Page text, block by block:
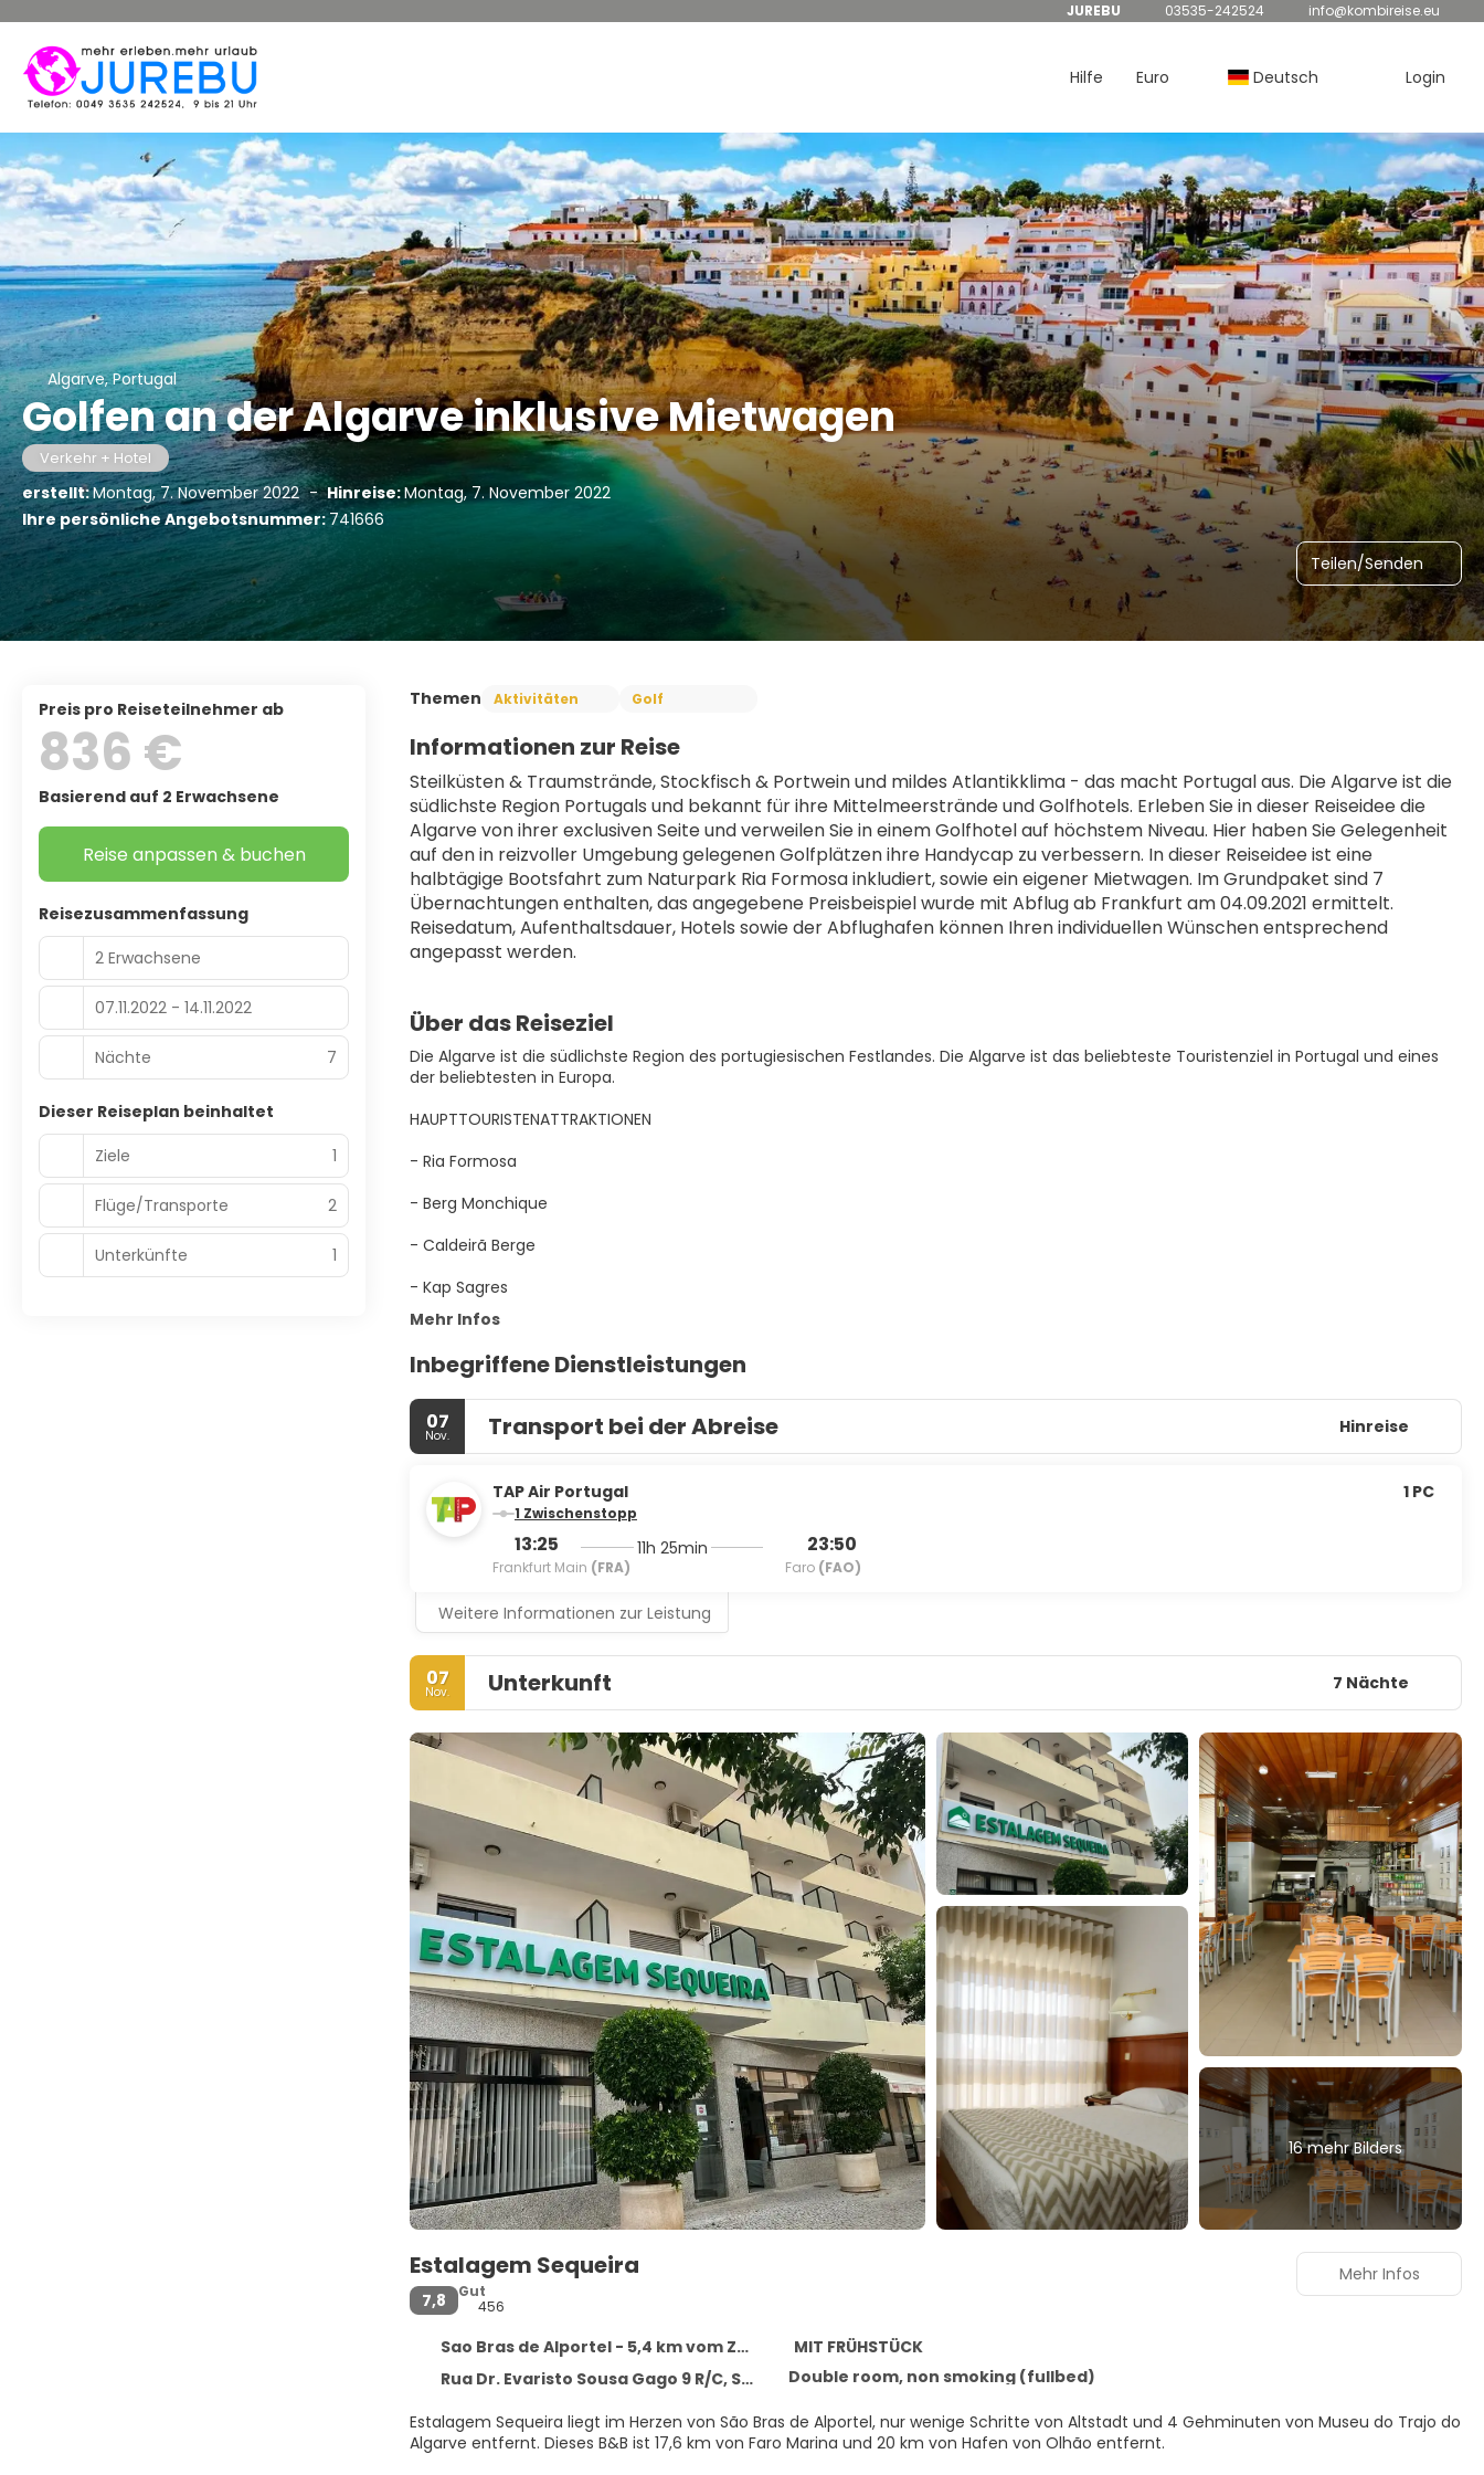
JUREBU 03535-242524 info@kombireise.eu
Hilfe Euro Deutsch Login
Algarve, Portugal
Golfen an der Algarve inklusive Mietwagen
Verkehr + Hotel
erstellt:Montag, 7. November 2022 - Hinreise:Montag, 7. November 2022
Ihre persönliche Angebotsnummer:741666
Teilen/Senden
Themen Aktivitäten Golf
Informationen zur Reise
Steilküsten & Traumstrände, Stockfisch & Portwein und mildes Atlantikklima - das macht Portugal aus. Die Algarve ist die
südlichste Region Portugals und bekannt für ihre Mittelmeerstrände und Golfhotels. Erleben Sie in dieser Reiseidee die
Algarve von ihrer exclusiven Seite und verweilen Sie in einem Golfhotel auf höchstem Niveau. Hier haben Sie Gelegenheit
auf den in reizvoller Umgebung gelegenen Golfplätzen ihre Handycap zu verbessern. In dieser Reiseidee ist eine
halbtägige Bootsfahrt zum Naturpark Ria Formosa inkludiert, sowie ein eigener Mietwagen. Im Grundpaket sind 7
Übernachtungen enthalten, das angegebene Preisbeispiel wurde mit Abflug ab Frankfurt am 04.09.2021 ermittelt.
Reisedatum, Aufenthaltsdauer, Hotels sowie der Abflughafen können Ihren individuellen Wünschen entsprechend
angepasst werden.
Über das Reiseziel
Die Algarve ist die südlichste Region des portugiesischen Festlandes. Die Algarve ist das beliebteste Touristenziel in Portugal und eines
der beliebtesten in Europa.
HAUPTTOURISTENATTRAKTIONEN
- Ria Formosa
- Berg Monchique
- Caldeirã Berge
- Kap Sagres
Mehr Infos
Inbegriffene Dienstleistungen
07
Nov. Transport bei der Abreise Hinreise
TAP Air Portugal
1 Zwischenstopp
13:25
Frankfurt Main (FRA)
11h 25min 23:50
Faro (FAO)
1 PC
Weitere Informationen zur Leistung
07
Nov. Unterkunft 7 Nächte
16 mehr Bilders
Estalagem Sequeira
7,8
Gut
456
Sao Bras de Alportel - 5,4 km vom Zentrum entfernt
MIT FRÜHSTÜCK
Rua Dr. Evaristo Sousa Gago 9 R/C, Sao Bras de Alportel 8150-139
Double room, non smoking (fullbed)
Estalagem Sequeira liegt im Herzen von São Bras de Alportel, nur wenige Schritte von Altstadt und 4 Gehminuten von Museu do Trajo do
Algarve entfernt. Dieses B&B ist 17,6 km von Faro Marina und 20 km von Hafen von Olhão entfernt.
Mehr Infos
Preis pro Reiseteilnehmer ab
836 €
Basierend auf 2 Erwachsene
Reise anpassen & buchen
Reisezusammenfassung
2 Erwachsene
07.11.2022 - 14.11.2022
Nächte 7
Dieser Reiseplan beinhaltet
Ziele
1
Flüge/Transporte 2
Unterkünfte 1